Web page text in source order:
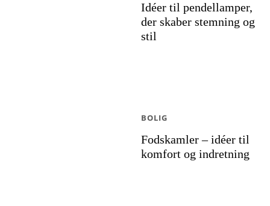
Idéer til pendellamper,
der skaber stemning og
stil
Fodskamler – idéer til
komfort og indretning
BOLIG